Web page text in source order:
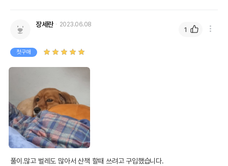
장세란 2023.06.08
첫구매
풀이.많고 벌레도 많아서 산책 할때 쓰려고 구입했습니다.
1